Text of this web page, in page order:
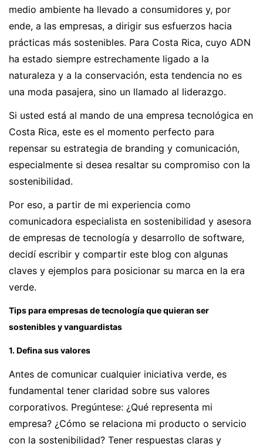
medio ambiente ha llevado a consumidores y, por
ende, a las empresas, a dirigir sus esfuerzos hacia
prácticas más sostenibles. Para Costa Rica, cuyo ADN
ha estado siempre estrechamente ligado a la
naturaleza y a la conservación, esta tendencia no es
una moda pasajera, sino un llamado al liderazgo.
Si usted está al mando de una empresa tecnológica en
Costa Rica, este es el momento perfecto para
repensar su estrategia de branding y comunicación,
especialmente si desea resaltar su compromiso con la
sostenibilidad.
Por eso, a partir de mi experiencia como
comunicadora especialista en sostenibilidad y asesora
de empresas de tecnología y desarrollo de software,
decidí escribir y compartir este blog con algunas
claves y ejemplos para posicionar su marca en la era
verde.
Tips para empresas de tecnología que quieran ser
sostenibles y vanguardistas
1. Defina sus valores
Antes de comunicar cualquier iniciativa verde, es
fundamental tener claridad sobre sus valores
corporativos. Pregúntese: ¿Qué representa mi
empresa? ¿Cómo se relaciona mi producto o servicio
con la sostenibilidad? Tener respuestas claras y